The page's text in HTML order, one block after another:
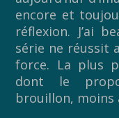
encore et
réflexion. J’ai
série ne réussit
force. La plus
dont le
brouillon, moins